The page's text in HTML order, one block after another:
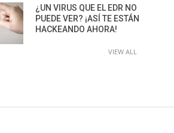
¿UN VIRUS QUE EL EDR NO
PUEDE VER? ¡ASÍ TE ESTÁN
HACKEANDO AHORA!
VIEW ALL